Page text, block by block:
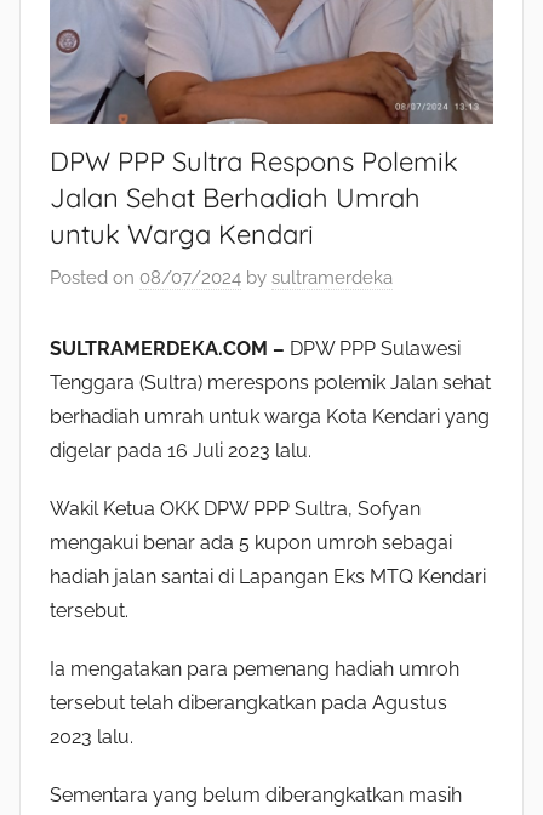
DPW PPP Sultra Respons Polemik
Jalan Sehat Berhadiah Umrah
untuk Warga Kendari
Posted on 08/07/2024 by sultramerdeka
SULTRAMERDEKA.COM – DPW PPP Sulawesi
Tenggara (Sultra) merespons polemik Jalan sehat
berhadiah umrah untuk warga Kota Kendari yang
digelar pada 16 Juli 2023 lalu.
Wakil Ketua OKK DPW PPP Sultra, Sofyan
mengakui benar ada 5 kupon umroh sebagai
hadiah jalan santai di Lapangan Eks MTQ Kendari
tersebut.
Ia mengatakan para pemenang hadiah umroh
tersebut telah diberangkatkan pada Agustus
2023 lalu.
Sementara yang belum diberangkatkan masih